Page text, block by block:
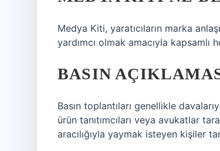
Medya Kiti, yaratıcıların marka
yardımcı olmak amacıyla
BASIN
Basın toplantıları genellikle
ürün tanıtımcıları veya avukatlar
aracılığıyla yaymak isteyen kişiler